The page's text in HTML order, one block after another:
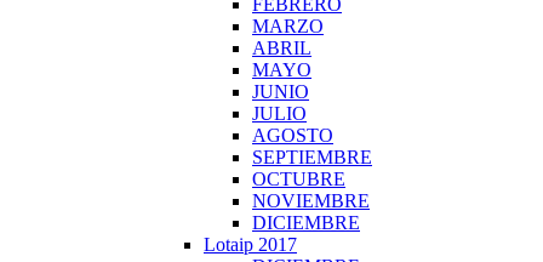
FEBRERO
MARZO
ABRIL
MAYO
JUNIO
JULIO
AGOSTO
SEPTIEMBRE
OCTUBRE
NOVIEMBRE
DICIEMBRE
Lotaip 2017